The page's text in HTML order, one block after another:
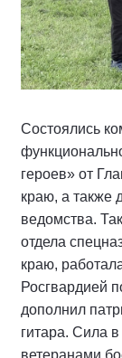
Состоялись
героев» от
краю, а также
ведомства.
отдела
краю,
Росгвардией
дополнил
гитара. Сила